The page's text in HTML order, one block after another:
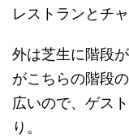
レストランとチ
外は芝生に階段
がこちらの階段
広いので、ゲス
り。